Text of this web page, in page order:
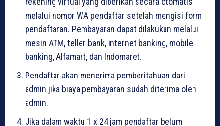
melalui nomor WA pendaftar setelah mengisi form
pendaftaran. Pembayaran dapat dilakukan melalui
mesin ATM, teller bank, internet banking, mobile
banking, Alfamart, dan Indomaret.
Pendaftar akan menerima pemberitahuan dari
admin jika biaya pembayaran sudah diterima oleh
admin.
Jika dalam waktu 1 x 24 jam pendaftar belum